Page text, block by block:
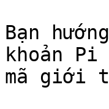
Bạn
khoản
mã giới